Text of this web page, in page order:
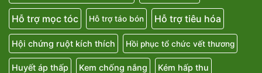
Hỗ trợ mọc tóc Hỗ trợ táo bón Hỗ trợ tiêu hóa
Hội chứng ruột kích thích Hồi phục tổ chức vết thương
Huyết áp thấp Kem chống nắng Kém hấp thu